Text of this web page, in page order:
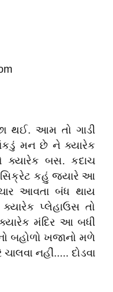
થઈ. આમ તો ગાડી
મન છે ને ક્યારેક
ક્યારેક બસ. કદાચ
કહું જયારે આ
આવતા બંધ થાય
ક્યારેક પ્લેહાઉસ તો
મંદિર આ બધી
બહોળો ખજાનો મળે
નહીં..... દોડવા